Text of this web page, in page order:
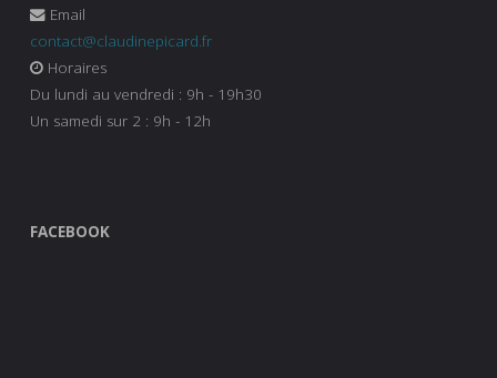
Email
contact@claudinepicard.fr
Horaires
Du lundi au vendredi : 9h - 19h30
Un samedi sur 2 : 9h - 12h
FACEBOOK